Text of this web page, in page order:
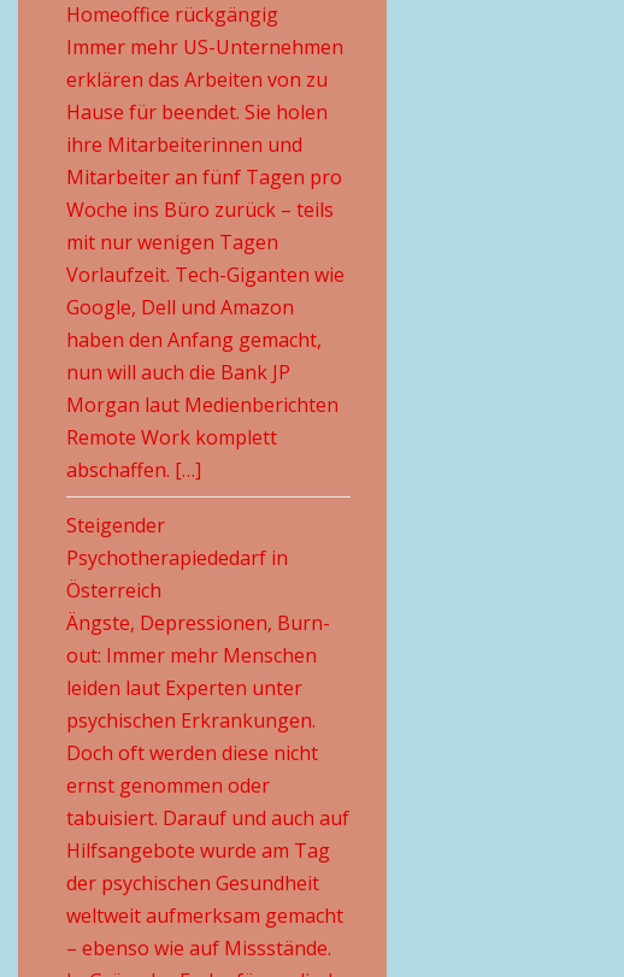
Homeoffice rückgängig
Immer mehr US-Unternehmen
erklären das Arbeiten von zu
Hause für beendet. Sie holen
ihre Mitarbeiterinnen und
Mitarbeiter an fünf Tagen pro
Woche ins Büro zurück – teils
mit nur wenigen Tagen
Vorlaufzeit. Tech-Giganten wie
Google, Dell und Amazon
haben den Anfang gemacht,
nun will auch die Bank JP
Morgan laut Medienberichten
Remote Work komplett
abschaffen. […]
Steigender
Psychotherapiededarf in
Österreich
Ängste, Depressionen, Burn-
out: Immer mehr Menschen
leiden laut Experten unter
psychischen Erkrankungen.
Doch oft werden diese nicht
ernst genommen oder
tabuisiert. Darauf und auch auf
Hilfsangebote wurde am Tag
der psychischen Gesundheit
weltweit aufmerksam gemacht
– ebenso wie auf Missstände.